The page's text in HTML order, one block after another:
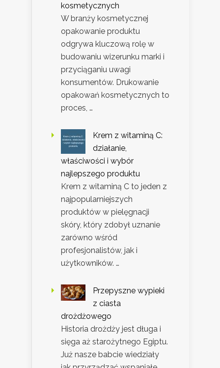
kosmetycznych
W branży kosmetycznej
opakowanie produktu
odgrywa kluczową rolę w
budowaniu wizerunku marki i
przyciąganiu uwagi
konsumentów. Drukowanie
opakowań kosmetycznych to
proces, …
Krem z witaminą C:
działanie,
właściwości i wybór
najlepszego produktu
Krem z witaminą C to jeden z
najpopularniejszych
produktów w pielęgnacji
skóry, który zdobył uznanie
zarówno wśród
profesjonalistów, jak i
użytkowników. …
Przepyszne wypieki
z ciasta
drożdżowego
Historia drożdży jest długa i
sięga aż starożytnego Egiptu.
Już nasze babcie wiedziały